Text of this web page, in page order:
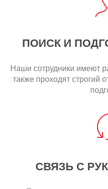
ПОИСК И
Наши сотрудники имеют
также проходят строгий
СВЯЗЬ С